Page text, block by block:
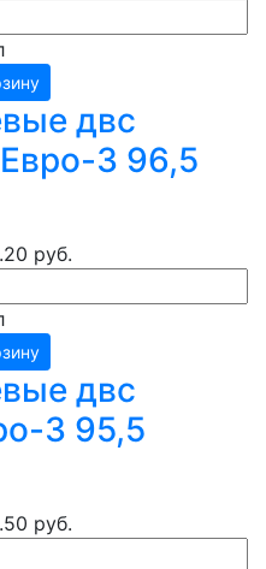
двс
3 96,5
руб.
двс
3 95,5
руб.